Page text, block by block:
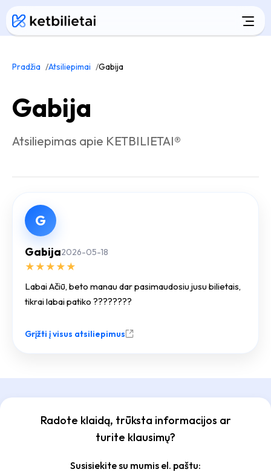
Pradžia Atsiliepimai Gabija
Gabija
Atsiliepimas apie KETBILIETAI®
G
Gabija2026-05-18
★ ★ ★ ★ ★
Labai Ačiū, beto manau dar pasimaudosiu jusu bilietais,
tikrai labai patiko ????????
Grįžti į visus atsiliepimus
Radote klaidą, trūksta informacijos ar
turite klausimų?
Susisiekite su mumis el. paštu: